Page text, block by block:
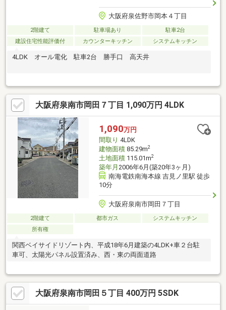
大阪府泉佐野市岡本４丁目
2階建て 駐車場あり
駐車2台
建設住宅性能評価付
カウンターキッチン システムキッチン
4LDK オール電化 駐車2台 勝手口 高天井
大阪府泉南市岡田７丁目 1,090万円 4LDK
1,090万円
間取り 4LDK
建物面積85.29m2
土地面積115.01m2
築年月 2006年6月(築20年3ヶ月)
南海電鉄南海本線 吉見ノ里駅 徒歩
10分
大阪府泉南市岡田７丁目
2階建て 都市ガス
システムキッチン
所有権
関西ベイサイドリゾート内、平成18年6月建築の4LDK+車２台駐
車可、太陽光パネル設置済み、西・東の両面道路
大阪府泉南市岡田５丁目 400万円 5SDK